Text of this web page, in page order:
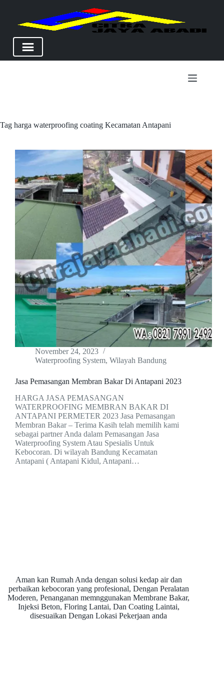
Tag harga waterproofing coating Kecamatan Antapani
November 24, 2023
Waterproofing System, Wilayah Bandung
Jasa Pemasangan Membran Bakar Di Antapani 2023
HARGA JASA PEMASANGAN
WATERPROOFING MEMBRAN BAKAR DI
ANTAPANI PERMETER 2023 Jasa Pemasangan
Membran Bakar – Terima Kasih telah memilih kami
sebagai partner Anda dalam Pemasangan Jasa
Waterproofing System Atau Spesialis Untuk
Kebocoran. Di wilayah Bandung Kecamatan
Antapani ( Antapani Kidul, Antapani…
Aman kan Rumah Anda dengan solusi kedap air dan
perbaikan kebocoran yang profesional, Dengan Peralatan
Moderen, Penanganan memnggunakan Membrane Bakar,
Injeksi Beton, Floring Lantai, Dan Coating Laintai,
disesuaikan Dengan Lokasi Pekerjaan anda